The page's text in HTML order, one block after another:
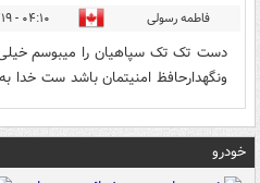
فاطمه رسولی ۰۴:۱۰ - ۱۴۰۱/۱۱/۱۹
دست تک تک سپاهیان را میبوسم
ونگهدارحافظ امنیتمان باشد ست خدا
خودرو